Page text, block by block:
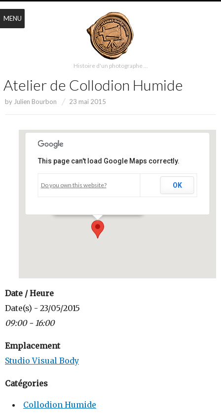
Histoire d'un photographe …
Atelier de Collodion Humide
by Julien Bourbon 23 mai 2015
This page can't load Google Maps correctly.
Do you own this website? OK
Date / Heure
Date(s) - 23/05/2015
09:00 - 16:00
Emplacement
Studio Visual Body
Catégories
Collodion Humide
MENU